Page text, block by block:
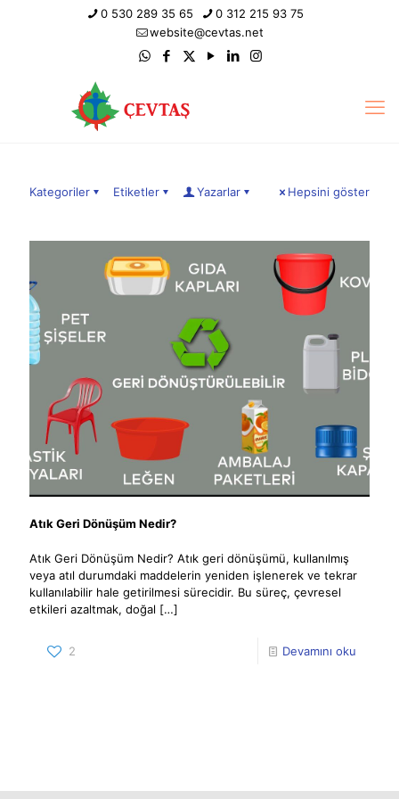
0 530 289 35 65
0 312 215 93 75
website@cevtas.net
Kategoriler Etiketler Yazarlar Hepsini göster
Atık Geri Dönüşüm Nedir?
Atık Geri Dönüşüm Nedir? Atık geri dönüşümü, kullanılmış
veya atıl durumdaki maddelerin yeniden işlenerek ve tekrar
kullanılabilir hale getirilmesi sürecidir. Bu süreç, çevresel
etkileri azaltmak, doğal […]
2 Devamını oku